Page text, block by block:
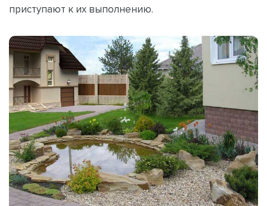
приступают к их выполнению.